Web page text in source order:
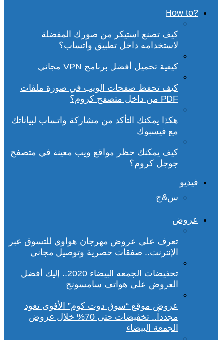
?How to
كيف تصنع استيكر من صورك المفضلة
لاستخدامه داخل تطبيق واتساب؟
كيفية تحميل أفضل برنامج VPN مجاني
كيف تحفظ صفحات الويب في صورة ملفات
PDF من داخل متصفح كروم؟
هكذا يمكنك التأكد من مشاركة واتساب لبياناتك
مع فيسبوك
كيف يمكنك حظر مواقع ويب معينة في متصفح
جوجل كروم؟
فيديو
س&ج
عروض
تعرف على عروض مهرجان هواوي للتسوق عبر
الإنترنت.. صفقات حصرية وتوصيل مجاني
تخفيضات الجمعة البيضاء 2020.. إليك أفضل
العروض على هواتف سامسونج
عروض موقع “سوق دوت كوم” الأقوى تعود
مجدداً.. تخفيضات حتى 70% خلال عروض
الجمعة البيضاء